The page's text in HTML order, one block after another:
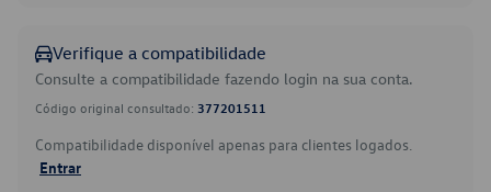
Verifique a compatibilidade
Consulte a compatibilidade fazendo login na sua conta.
Código original consultado: 377201511
Compatibilidade disponível apenas para clientes logados.
Entrar